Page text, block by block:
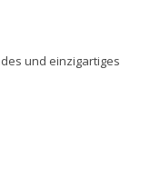
und einzigartiges